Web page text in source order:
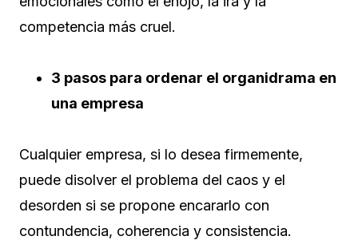
competencia más cruel.
3 pasos para ordenar el organidrama en
una empresa
Cualquier empresa, si lo desea firmemente,
puede disolver el problema del caos y el
desorden si se propone encararlo con
contundencia, coherencia y consistencia.